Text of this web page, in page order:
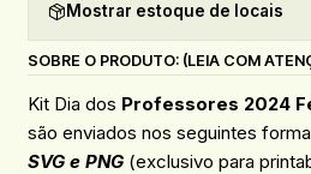
Mostrar estoque de locais
SOBRE O PRODUTO: (LEIA COM
Kit Dia dos Professores 2024
são enviados nos seguintes
SVG e PNG(exclusivo para